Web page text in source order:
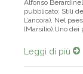
Alfonso
pubblicato: Stili
L’ancora), Nel
(Marsilio).Uno dei
Leggi di più